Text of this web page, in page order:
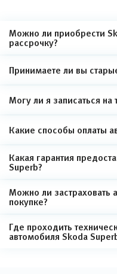
Можно ли приобрести
рассрочку?
Принимаете ли вы
Могу ли я записаться на
Какие способы оплаты
Какая гарантия
Superb?
Можно ли застраховать
покупке?
Где проходить
автомобиля Skoda